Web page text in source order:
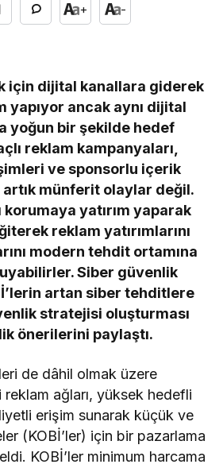
+ -
için dijital kanallara giderek
yapıyor ancak aynı dijital
yoğun bir şekilde hedef
reklam kampanyaları,
ve sponsorlu içerik
münferit olaylar değil.
korumaya yatırım yaparak
reklam yatırımlarını
modern tehdit ortamına
Siber güvenlik
artan siber tehditlere
stratejisi oluşturması
önerilerini paylaştı.
de dâhil olmak üzere
ağları, yüksek hedefli
erişim sunarak küçük ve
(KOBİ’ler) için bir pazarlama
KOBİ’ler minimum harcama